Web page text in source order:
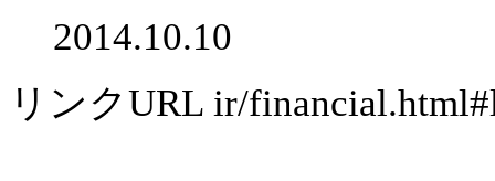
2014.10.10
リンクURL ir/